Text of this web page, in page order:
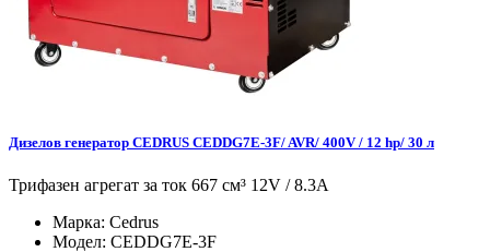
Дизелов генератор CEDRUS CEDDG7E-3F/ AVR/ 400V / 12 hp/ 30 л
Трифазен агрегат за ток 667 см³ 12V / 8.3A
Марка: Cedrus
Модел: CEDDG7E-3F